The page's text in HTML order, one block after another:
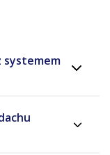
systemem